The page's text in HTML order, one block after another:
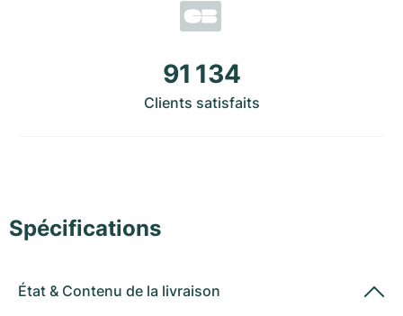
91 134
Clients satisfaits
Spécifications
État & Contenu de la livraison